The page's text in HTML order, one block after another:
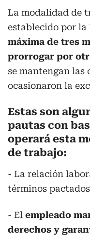
La modalidad de
establecido por la
máxima de tres
prorrogar por
se mantengan las
ocasionaron la
Estas son
pautas con
operará esta
de trabajo:
- La relación
términos
- El empleado
derechos y